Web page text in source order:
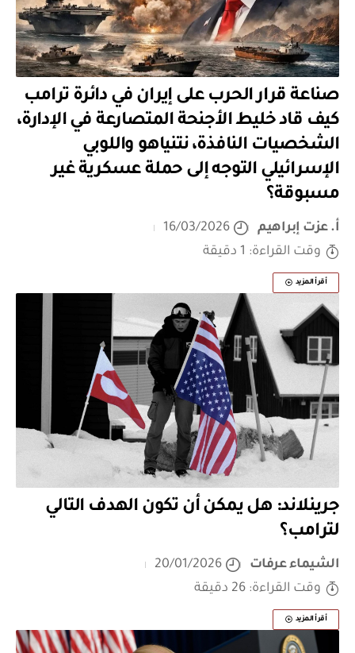
صناعة قرار الحرب على إيران في دائرة ترامب
كيف قاد خليط الأجنحة المتصارعة في الإدارة،
الشخصيات النافذة، نتنياهو واللوبي
الإسرائيلي التوجه إلى حملة عسكرية غير
مسبوقة؟
أ. عزت إبراهيم
16/03/2026
وقت القراءة: 1 دقيقة
أقرأ المزيد
جرينلاند: هل يمكن أن تكون الهدف التالي
لترامب؟
الشيماء عرفات
20/01/2026
وقت القراءة: 26 دقيقة
أقرأ المزيد